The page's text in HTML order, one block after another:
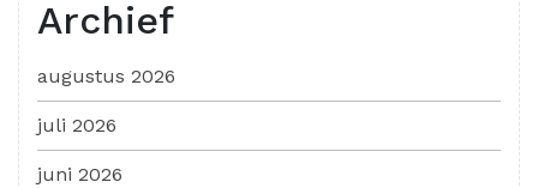
Archief
augustus 2026
juli 2026
juni 2026